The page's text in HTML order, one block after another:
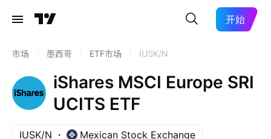
开始
市场 墨西哥 ETF市场 IUSK/N
iShares MSCI Europe SRI
UCITS ETF
IUSK/N Mexican Stock Exchange